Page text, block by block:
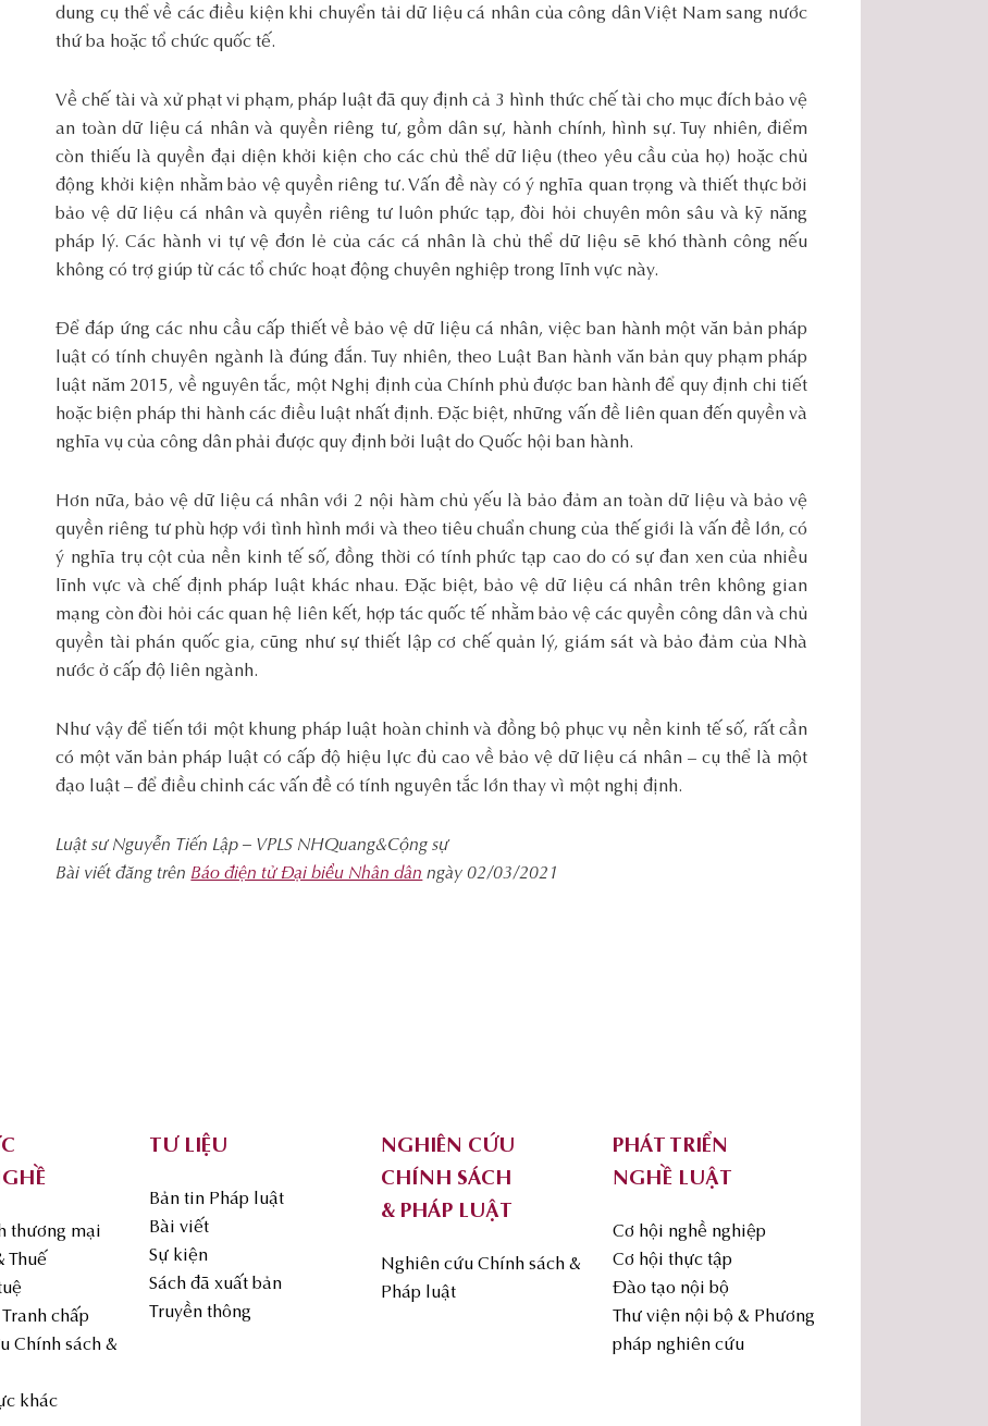
dung cụ thể về các điều kiện khi chuyển tải dữ liệu cá nhân của công dân Việt Nam sang nước
thứ ba hoặc tổ chức quốc tế.
Về chế tài và xử phạt vi phạm, pháp luật đã quy định cả 3 hình thức chế tài cho mục đích bảo vệ
an toàn dữ liệu cá nhân và quyền riêng tư, gồm dân sự, hành chính, hình sự. Tuy nhiên, điểm
còn thiếu là quyền đại diện khởi kiện cho các chủ thể dữ liệu (theo yêu cầu của họ) hoặc chủ
động khởi kiện nhằm bảo vệ quyền riêng tư. Vấn đề này có ý nghĩa quan trọng và thiết thực bởi
bảo vệ dữ liệu cá nhân và quyền riêng tư luôn phức tạp, đòi hỏi chuyên môn sâu và kỹ năng
pháp lý. Các hành vi tự vệ đơn lẻ của các cá nhân là chủ thể dữ liệu sẽ khó thành công nếu
không có trợ giúp từ các tổ chức hoạt động chuyên nghiệp trong lĩnh vực này.
Để đáp ứng các nhu cầu cấp thiết về bảo vệ dữ liệu cá nhân, việc ban hành một văn bản pháp
luật có tính chuyên ngành là đúng đắn. Tuy nhiên, theo Luật Ban hành văn bản quy phạm pháp
luật năm 2015, về nguyên tắc, một Nghị định của Chính phủ được ban hành để quy định chi tiết
hoặc biện pháp thi hành các điều luật nhất định. Đặc biệt, những vấn đề liên quan đến quyền và
nghĩa vụ của công dân phải được quy định bởi luật do Quốc hội ban hành.
Hơn nữa, bảo vệ dữ liệu cá nhân với 2 nội hàm chủ yếu là bảo đảm an toàn dữ liệu và bảo vệ
quyền riêng tư phù hợp với tình hình mới và theo tiêu chuẩn chung của thế giới là vấn đề lớn, có
ý nghĩa trụ cột của nền kinh tế số, đồng thời có tính phức tạp cao do có sự đan xen của nhiều
lĩnh vực và chế định pháp luật khác nhau. Đặc biệt, bảo vệ dữ liệu cá nhân trên không gian
mạng còn đòi hỏi các quan hệ liên kết, hợp tác quốc tế nhằm bảo vệ các quyền công dân và chủ
quyền tài phán quốc gia, cũng như sự thiết lập cơ chế quản lý, giám sát và bảo đảm của Nhà
nước ở cấp độ liên ngành.
Như vậy để tiến tới một khung pháp luật hoàn chỉnh và đồng bộ phục vụ nền kinh tế số, rất cần
có một văn bản pháp luật có cấp độ hiệu lực đủ cao về bảo vệ dữ liệu cá nhân – cụ thể là một
đạo luật – để điều chỉnh các vấn đề có tính nguyên tắc lớn thay vì một nghị định.
Luật sư Nguyễn Tiến Lập – VPLS NHQuang&Cộng sự
Bài viết đăng trên Báo điện tử Đại biểu Nhân dân ngày 02/03/2021
thương mại
Thuế
chấp
Chính sách &
khác
TƯ LIỆU
Bản tin Pháp luật
Bài viết
Sự kiện
Sách đã xuất bản
Truyền thông
NGHIÊN CỨU
CHÍNH SÁCH
& PHÁP LUẬT
Nghiên cứu Chính sách &
Pháp luật
PHÁT TRIỂN
NGHỀ LUẬT
Cơ hội nghề nghiệp
Cơ hội thực tập
Đào tạo nội bộ
Thư viện nội bộ & Phương
pháp nghiên cứu